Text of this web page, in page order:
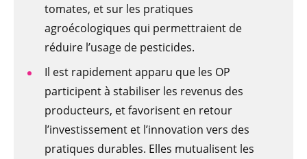
tomates, et sur les pratiques
agroécologiques qui permettraient de
réduire l’usage de pesticides.
Il est rapidement apparu que les OP
participent à stabiliser les revenus des
producteurs, et favorisent en retour
l’investissement et l’innovation vers des
pratiques durables. Elles mutualisent les